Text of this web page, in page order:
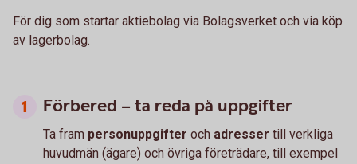
För dig som startar aktiebolag via Bolagsverket och via köp
av lagerbolag.
Förbered – ta reda på uppgifter
Ta fram personuppgifter och adresser till verkliga
huvudmän (ägare) och övriga företrädare, till exempel